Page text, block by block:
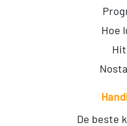
Hoe
De beste